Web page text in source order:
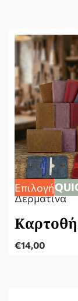
Επιλογή
Δερμάτινα
€14,00